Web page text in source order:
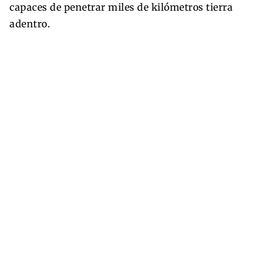
capaces de penetrar miles de kilómetros tierra
adentro.